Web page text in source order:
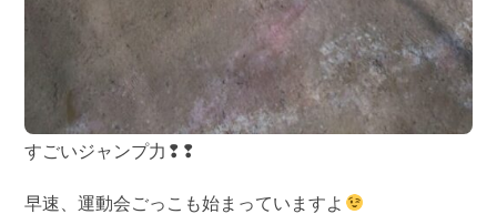
すごいジャンプ力❢❢
早速、運動会ごっこも始まっていますよ